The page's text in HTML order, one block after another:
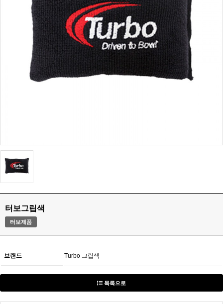
터보그립색
터보제품
브랜드 Turbo 그립색
목록으로